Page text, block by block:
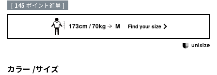
[ 145 ポイント進呈 ]
173cm / 70kg M Find your size
カラー サイズ